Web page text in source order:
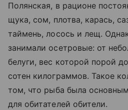
Полянская, в рационе
щука, сом, плотва, карась,
таймень, лосось и лещ.
занимали осетровые: от
белуги, вес которой порой
сотен килограммов. Такое
том, что рыба была
для обитателей обители.